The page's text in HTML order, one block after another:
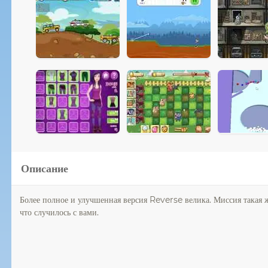
Описание
Более полное и улучшенная версия Reverse велика. Миссия такая
что случилось с вами.